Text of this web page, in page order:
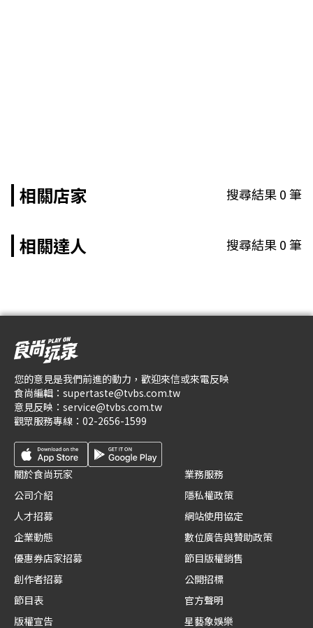
相關店家 搜尋結果0筆
相關達人 搜尋結果0筆
您的意見是我們前進的動力，歡迎來信或來電反映
食尚編輯： supertaste@tvbs.com.tw
意見反映： service@tvbs.com.tw
觀眾服務專線： 02-2656-1599
關於食尚玩家
公司介紹
人才招募
企業動態
優惠券店家招募
創作者招募
節目表
版權宣告
業務服務
隱私權政策
網站使用協定
數位廣告與贊助政策
節目版權銷售
公開招標
官方聲明
星藝象娛樂